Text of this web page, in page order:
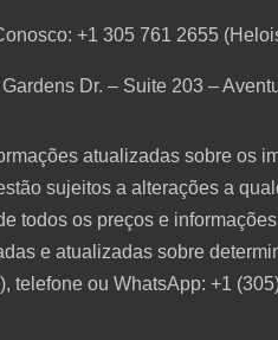
+1 305 761 2655
Dr. – Suite 203 –
atualizadas sobre os
sujeitos a alterações a
todos os preços e
e atualizadas sobre
telefone ou WhatsApp: +1